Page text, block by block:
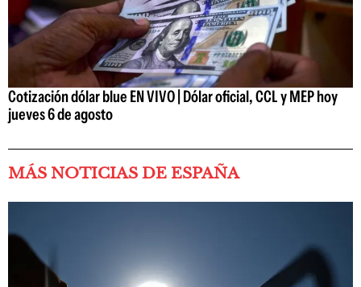
Cotización dólar blue EN VIVO | Dólar oficial, CCL y MEP hoy
jueves 6 de agosto
MÁS NOTICIAS DE ESPAÑA